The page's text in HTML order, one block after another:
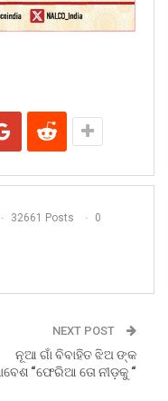
32661 Posts 0
NEXT POST
ନୂଆ ଗାଁ ବିବାହିତ ଝିଅ ଙ୍କ
“ଫେରିଆ ତୋ ନୀଡ଼କୁ “